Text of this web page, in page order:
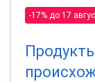
-17% до 17